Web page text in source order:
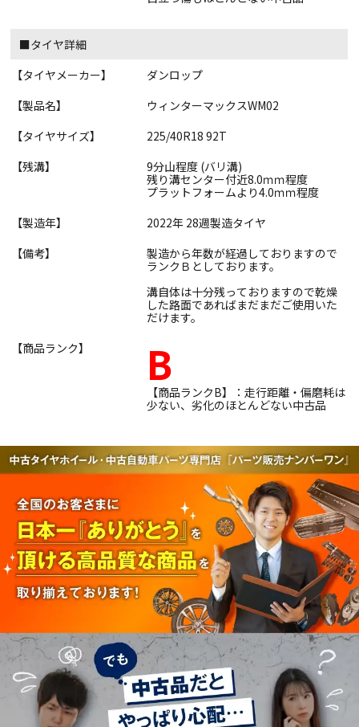
■タイヤ詳細
【タイヤメーカー】
ダンロップ
【製品名】
ウィンターマックスWM02
【タイヤサイズ】
225/40R18 92T
【残溝】
9分山程度 (バリ溝)
残り溝センター付近8.0ｍｍ程度
プラットフォームより4.0ｍｍ程度
【製造年】
2022年 28週製造タイヤ
【備考】
製造から年数が経過しておりますので
ランクＢとしております。
溝自体は十分残っておりますので乾燥
した路面であればまだまだご使用いた
だけます。
【商品ランク】
B
【商品ランクB】：走行距離・偏磨耗は
少ない、劣化のほとんどない中古品